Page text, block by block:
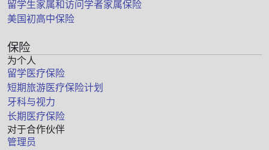
留学生家属和访问学者家属保险
美国初高中保险
保险
为个人
留学医疗保险
短期旅游医疗保险计划
牙科与视力
长期医疗保险
对于合作伙伴
管理员